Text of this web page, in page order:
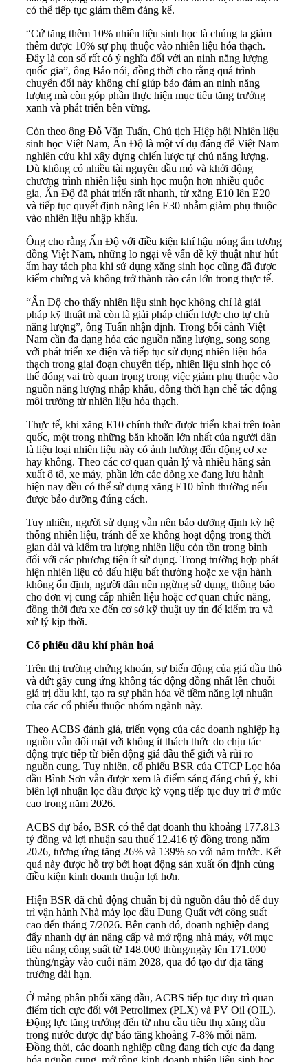
có thể tiếp tục giảm thêm đáng kể.
“Cứ tăng thêm 10% nhiên liệu sinh học là chúng ta giảm
thêm được 10% sự phụ thuộc vào nhiên liệu hóa thạch.
Đây là con số rất có ý nghĩa đối với an ninh năng lượng
quốc gia”, ông Bảo nói, đồng thời cho rằng quá trình
chuyển đổi này không chỉ giúp bảo đảm an ninh năng
lượng mà còn góp phần thực hiện mục tiêu tăng trưởng
xanh và phát triển bền vững.
Còn theo ông Đỗ Văn Tuấn, Chủ tịch Hiệp hội Nhiên liệu
sinh học Việt Nam, Ấn Độ là một ví dụ đáng để Việt Nam
nghiên cứu khi xây dựng chiến lược tự chủ năng lượng.
Dù không có nhiều tài nguyên dầu mỏ và khởi động
chương trình nhiên liệu sinh học muộn hơn nhiều quốc
gia, Ấn Độ đã phát triển rất nhanh, từ xăng E10 lên E20
và tiếp tục quyết định nâng lên E30 nhằm giảm phụ thuộc
vào nhiên liệu nhập khẩu.
Ông cho rằng Ấn Độ với điều kiện khí hậu nóng ẩm tương
đồng Việt Nam, những lo ngại về vấn đề kỹ thuật như hút
ẩm hay tách pha khi sử dụng xăng sinh học cũng đã được
kiểm chứng và không trở thành rào cản lớn trong thực tế.
“Ấn Độ cho thấy nhiên liệu sinh học không chỉ là giải
pháp kỹ thuật mà còn là giải pháp chiến lược cho tự chủ
năng lượng”, ông Tuấn nhận định. Trong bối cảnh Việt
Nam cần đa dạng hóa các nguồn năng lượng, song song
với phát triển xe điện và tiếp tục sử dụng nhiên liệu hóa
thạch trong giai đoạn chuyển tiếp, nhiên liệu sinh học có
thể đóng vai trò quan trọng trong việc giảm phụ thuộc vào
nguồn năng lượng nhập khẩu, đồng thời hạn chế tác động
môi trường từ nhiên liệu hóa thạch.
Thực tế, khi xăng E10 chính thức được triển khai trên toàn
quốc, một trong những băn khoăn lớn nhất của người dân
là liệu loại nhiên liệu này có ảnh hưởng đến động cơ xe
hay không. Theo các cơ quan quản lý và nhiều hãng sản
xuất ô tô, xe máy, phần lớn các dòng xe đang lưu hành
hiện nay đều có thể sử dụng xăng E10 bình thường nếu
được bảo dưỡng đúng cách.
Tuy nhiên, người sử dụng vẫn nên bảo dưỡng định kỳ hệ
thống nhiên liệu, tránh để xe không hoạt động trong thời
gian dài và kiểm tra lượng nhiên liệu còn tồn trong bình
đối với các phương tiện ít sử dụng. Trong trường hợp phát
hiện nhiên liệu có dấu hiệu bất thường hoặc xe vận hành
không ổn định, người dân nên ngừng sử dụng, thông báo
cho đơn vị cung cấp nhiên liệu hoặc cơ quan chức năng,
đồng thời đưa xe đến cơ sở kỹ thuật uy tín để kiểm tra và
xử lý kịp thời.
Cổ phiếu dầu khí phân hoá
Trên thị trường chứng khoán, sự biến động của giá dầu thô
và đứt gãy cung ứng không tác động đồng nhất lên chuỗi
giá trị dầu khí, tạo ra sự phân hóa về tiềm năng lợi nhuận
của các cổ phiếu thuộc nhóm ngành này.
Theo ACBS đánh giá, triển vọng của các doanh nghiệp hạ
nguồn vẫn đối mặt với không ít thách thức do chịu tác
động trực tiếp từ biến động giá dầu thế giới và rủi ro
nguồn cung. Tuy nhiên, cổ phiếu BSR của CTCP Lọc hóa
dầu Bình Sơn vẫn được xem là điểm sáng đáng chú ý, khi
biên lợi nhuận lọc dầu được kỳ vọng tiếp tục duy trì ở mức
cao trong năm 2026.
ACBS dự báo, BSR có thể đạt doanh thu khoảng 177.813
tỷ đồng và lợi nhuận sau thuế 12.416 tỷ đồng trong năm
2026, tương ứng tăng 26% và 139% so với năm trước. Kết
quả này được hỗ trợ bởi hoạt động sản xuất ổn định cùng
điều kiện kinh doanh thuận lợi hơn.
Hiện BSR đã chủ động chuẩn bị đủ nguồn dầu thô để duy
trì vận hành Nhà máy lọc dầu Dung Quất với công suất
cao đến tháng 7/2026. Bên cạnh đó, doanh nghiệp đang
đẩy nhanh dự án nâng cấp và mở rộng nhà máy, với mục
tiêu nâng công suất từ 148.000 thùng/ngày lên 171.000
thùng/ngày vào cuối năm 2028, qua đó tạo dư địa tăng
trưởng dài hạn.
Ở mảng phân phối xăng dầu, ACBS tiếp tục duy trì quan
điểm tích cực đối với Petrolimex (PLX) và PV Oil (OIL).
Động lực tăng trưởng đến từ nhu cầu tiêu thụ xăng dầu
trong nước được dự báo tăng khoảng 7-8% mỗi năm.
Đồng thời, các doanh nghiệp cũng đang tích cực đa dạng